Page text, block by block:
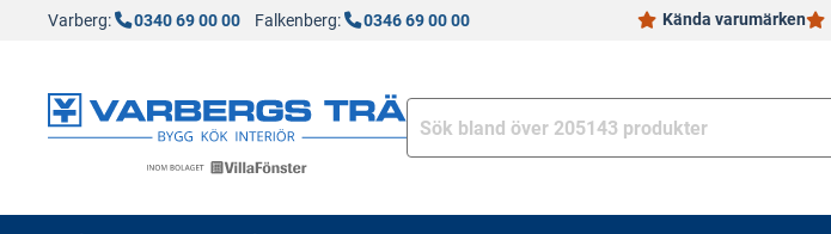
Varberg: 0340 69 00 00 Falkenberg: 0346 69 00 00 Kända varumärken